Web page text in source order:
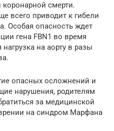
смерти.
всего приводит к гибели
Особая опасность ждет
гена FBN1 во время
на аорту в разы
опасных осложнений и
нарушения, родителям
за медицинской
на синдром Марфана